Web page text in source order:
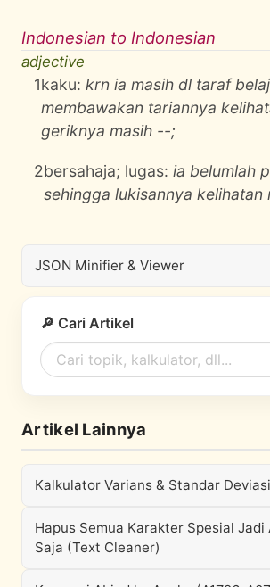
Indonesian to Indonesian
adjective
1kaku:krn ia masih dl taraf
membawakan tariannya
geriknya masih --;
2bersahaja; lugas:ia belumlah
sehingga lukisannya kelihatan
JSON Minifier & Viewer
🔎 Cari Artikel
Artikel Lainnya
Kalkulator Varians & Standar
Hapus Semua Karakter Spesial Jadi
Saja (Text Cleaner)